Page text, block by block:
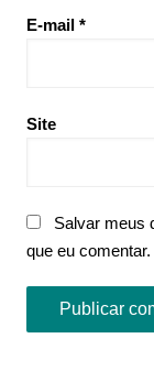
E-mail *
Site
Salvar meus
que eu comentar.